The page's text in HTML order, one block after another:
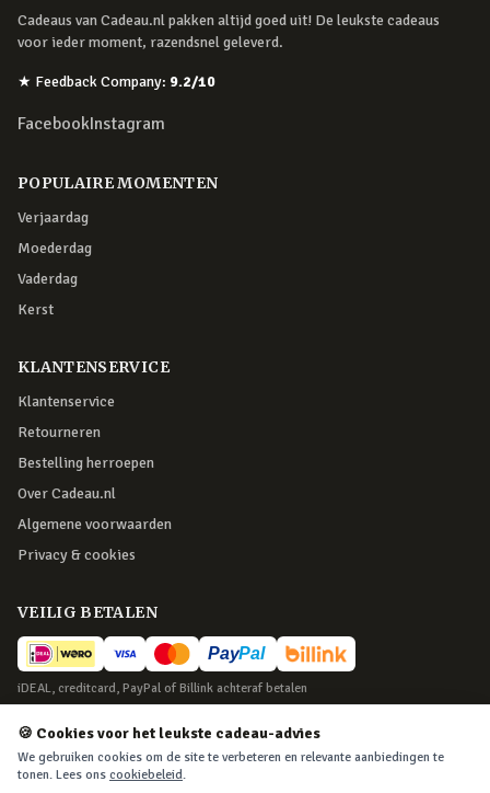
Cadeaus van Cadeau.nl pakken altijd goed uit! De leukste cadeaus
voor ieder moment, razendsnel geleverd.
★ Feedback Company: 9.2/10
FacebookInstagram
POPULAIRE MOMENTEN
Verjaardag
Moederdag
Vaderdag
Kerst
KLANTENSERVICE
Klantenservice
Retourneren
Bestelling herroepen
Over Cadeau.nl
Algemene voorwaarden
Privacy & cookies
VEILIG BETALEN
iDEAL, creditcard, PayPal of Billink achteraf betalen
BEZORGING
Voor 22:45 besteld, morgen in huis. Tot 365 dagen retourneren.
🍪 Cookies voor het leukste cadeau-advies
We gebruiken cookies om de site te verbeteren en relevante aanbiedingen te
tonen. Lees ons cookiebeleid.